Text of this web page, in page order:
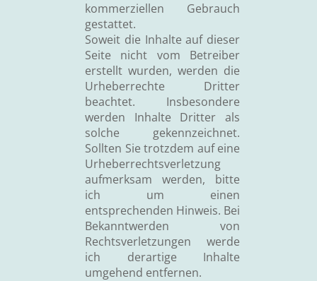
kommerziellen Gebrauch
gestattet.
Soweit die Inhalte auf dieser
Seite nicht vom Betreiber
erstellt wurden, werden die
Urheberrechte Dritter
beachtet. Insbesondere
werden Inhalte Dritter als
solche gekennzeichnet.
Sollten Sie trotzdem auf eine
Urheberrechtsverletzung
aufmerksam werden, bitte
ich um einen
entsprechenden Hinweis. Bei
Bekanntwerden von
Rechtsverletzungen werde
ich derartige Inhalte
umgehend entfernen.